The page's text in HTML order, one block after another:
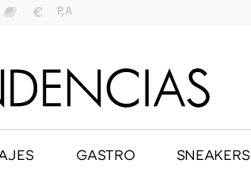
GASTRO SNEAKERS